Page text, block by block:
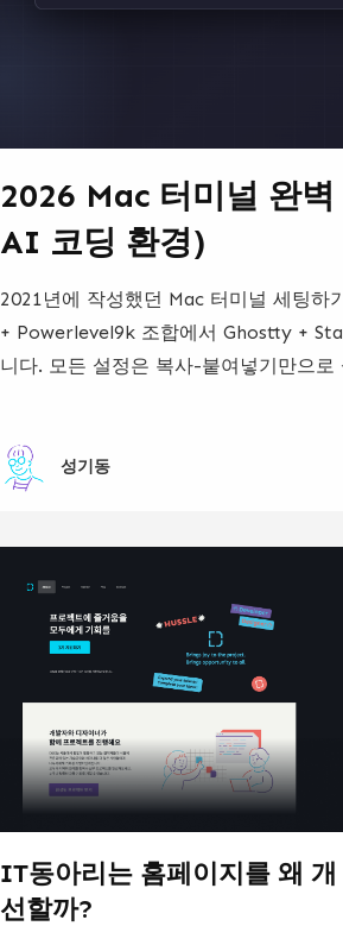
2026 Mac 터미널 완
AI 코딩 환경)
2021년에 작성했던 Mac 터미널 세팅
+ Powerlevel9k 조합에서 Ghostty +
니다. 모든 설정은 복사-붙여넣기만으로
성기동
IT동아리는 홈페이지를 왜 개
선할까?